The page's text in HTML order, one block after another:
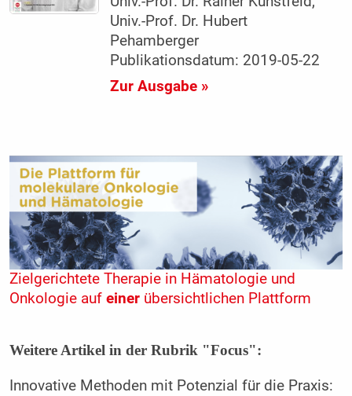
Univ.-Prof. Dr. Hubert
Pehamberger
Publikationsdatum: 2019-05-22
Zur Ausgabe »
Zielgerichtete Therapie in Hämatologie und
Onkologie auf einerübersichtlichen Plattform
Weitere Artikel in der Rubrik "Focus":
Innovative Methoden mit Potenzial für die Praxis: